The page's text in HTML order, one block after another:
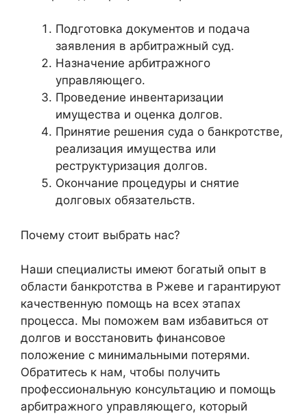
Подготовка документов и подача
заявления в арбитражный суд.
Назначение арбитражного
управляющего.
Проведение инвентаризации
имущества и оценка долгов.
Принятие решения суда о банкротстве,
реализация имущества или
реструктуризация долгов.
Окончание процедуры и снятие
долговых обязательств.
Почему стоит выбрать нас?
Наши специалисты имеют богатый опыт в
области банкротства в Ржеве и гарантируют
качественную помощь на всех этапах
процесса. Мы поможем вам избавиться от
долгов и восстановить финансовое
положение с минимальными потерями.
Обратитесь к нам, чтобы получить
профессиональную консультацию и помощь
арбитражного управляющего, который